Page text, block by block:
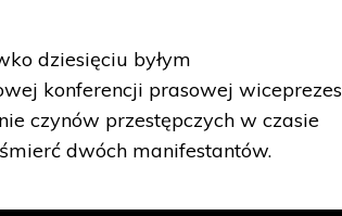
dziesięciu byłym
konferencji prasowej wiceprezes
czynów przestępczych w czasie
dwóch manifestantów.